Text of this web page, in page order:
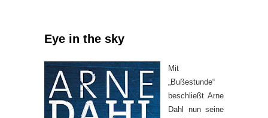
Eye in the sky
Mit
„Bußestunde“
beschließt Arne
Dahl nun seine